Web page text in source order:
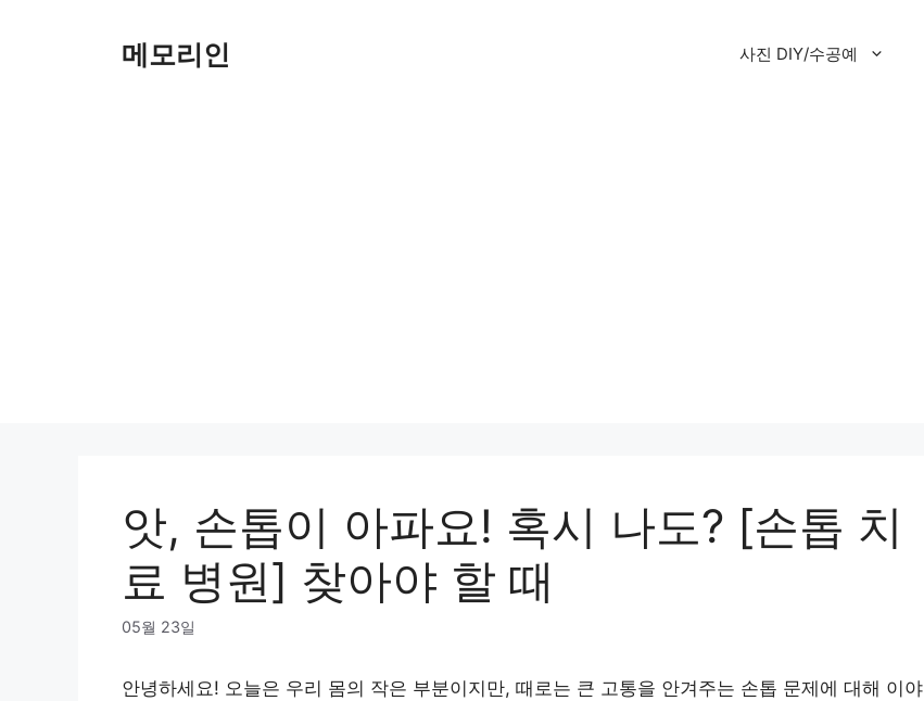
메모리인 사진 DIY/수공예
앗, 손톱이 아파요! 혹시 나도? [손톱 치
료 병원] 찾아야 할 때
05월 23일
안녕하세요! 오늘은 우리 몸의 작은 부분이지만, 때로는 큰 고통을 안겨주는 손톱 문제에 대해 이야